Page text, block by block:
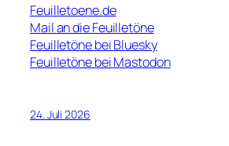
Feuilletoene.de
Mail an die Feuilletöne
Feuilletöne bei Bluesky
Feuilletöne bei Mastodon
24. Juli 2026